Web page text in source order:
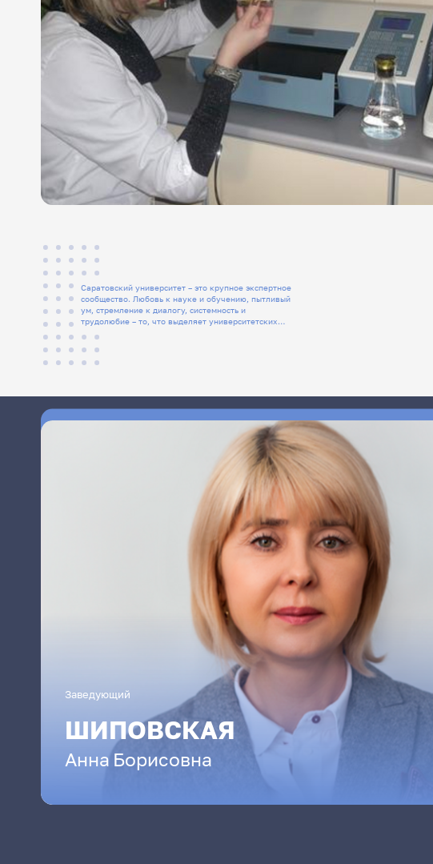
Саратовский университет – это крупное экспертное
сообщество. Любовь к науке и обучению, пытливый
ум, стремление к диалогу, системность и
трудолюбие – то, что выделяет университетских
Заведующий
ШИПОВСКАЯ
Анна Борисовна